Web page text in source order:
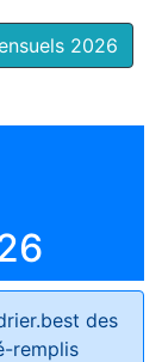
2026
des
remplis